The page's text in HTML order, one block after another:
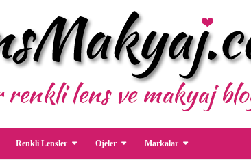
Renkli Lensler Ojeler Markalar